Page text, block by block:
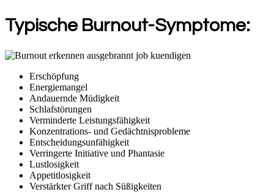
Typische Burnout-Symptome:
Erschöpfung
Energiemangel
Andauernde Müdigkeit
Schlafstörungen
Verminderte Leistungsfähigkeit
Konzentrations- und Gedächtnisprobleme
Entscheidungsunfähigkeit
Verringerte Initiative und Phantasie
Lustlosigkeit
Appetitlosigkeit
Verstärkter Griff nach Süßigkeiten